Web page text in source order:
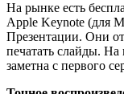
На рынке есть
Apple Keynote (для
Презентации. Они
печатать слайды. На
заметна с первого